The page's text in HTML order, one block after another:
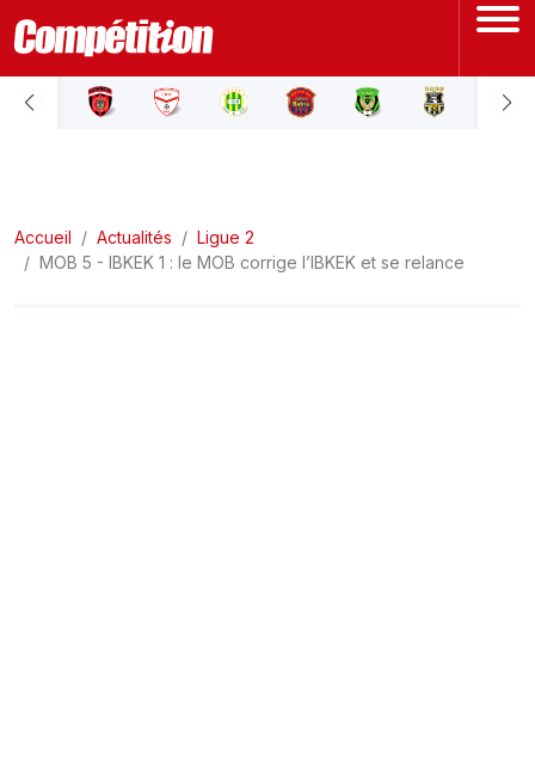
ACCUEIL
LIGUE 2
Accueil Actualités
Ligue 2
MOB 5 - IBKEK 1 : le MOB corrige l’IBKEK et se relance